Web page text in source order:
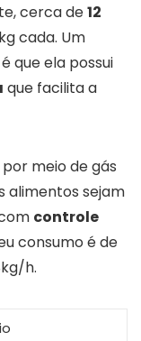
cerca de12
cada. Um
que ela possui
que facilita a
meio de gás
alimentos sejam
controle
consumo é de
h.